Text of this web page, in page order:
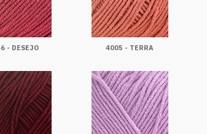
- DESEJO 4005 - TERRA